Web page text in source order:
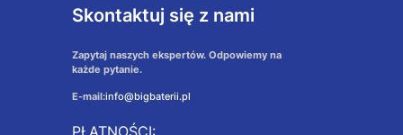
Skontaktuj się z nami
Zapytaj naszych ekspertów. Odpowiemy na
każde pytanie.
E-mail:info@bigbaterii.pl
PŁATNOŚCI: